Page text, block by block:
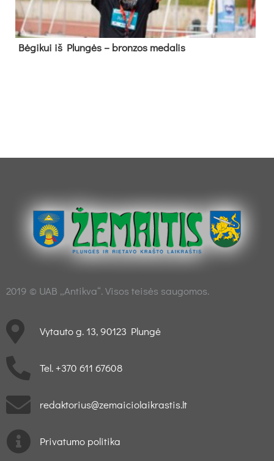
Bė­gi­kui iš Plun­gės – bron­zos me­da­lis
2019 © UAB „Antikva“. Visos teisės saugomos.
Vytauto g. 13, 90123 Plungė
Tel. +370 611 67608
redaktorius@zemaiciolaikrastis.lt
Privatumo politika